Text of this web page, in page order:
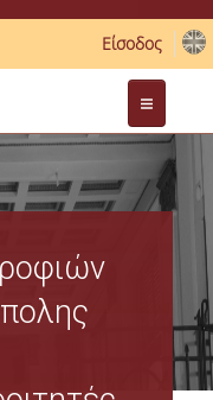
Είσοδος
Λέσχης ΟΠΑ